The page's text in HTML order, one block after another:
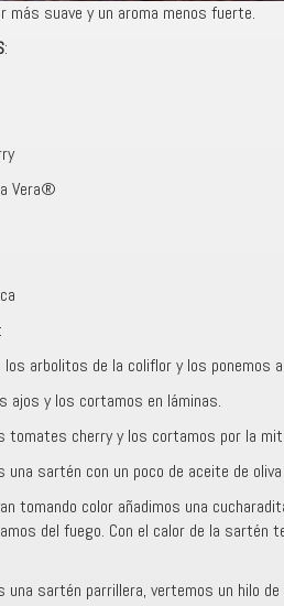
más suave y un aroma menos fuerte.
:
Vera®
:
los arbolitos de la coliflor y los ponemos
ajos y los cortamos en láminas.
tomates cherry y los cortamos por la
una sartén con un poco de aceite de
tomando color añadimos una
del fuego. Con el calor de la sartén
una sartén parrillera, vertemos un hilo